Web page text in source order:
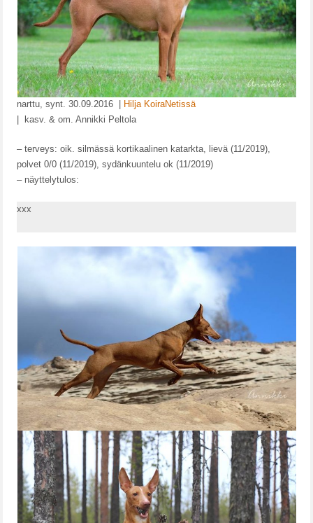
JALOSTUSLAINAT
VALIOT
TERVEYSTULOKSET
MUISTOISSA
PENTUEET
A-PENTUE
B-PENTUE
C-PENTUE
H-PENTUE
I-PENTUE
J-PENTUE
K-PENTUE
L-PENTUE
M-PENTUE
N-PENTUE
narttu, synt. 30.09.2016 |
Hilja KoiraNetissä
| kasv. & om. Annikki Peltola
– terveys: oik. silmässä kortikaalinen katarkta, lievä (11/2019),
polvet 0/0 (11/2019), sydänkuuntelu ok (11/2019)
– näyttelytulos:
xxx